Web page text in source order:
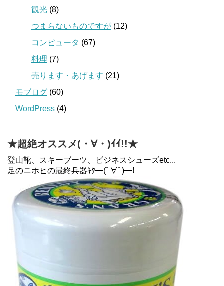
観光 (8)
つまらないものですが (12)
コンピュータ (67)
料理 (7)
売ります・あげます (21)
モブログ (60)
WordPress (4)
★超絶オススメ(・∀・)ｲｲ!!★
登山靴、スキーブーツ、ビジネスシューズetc...
足のニホヒの最終兵器ｷﾀ━(ﾟ∀ﾟ)━!